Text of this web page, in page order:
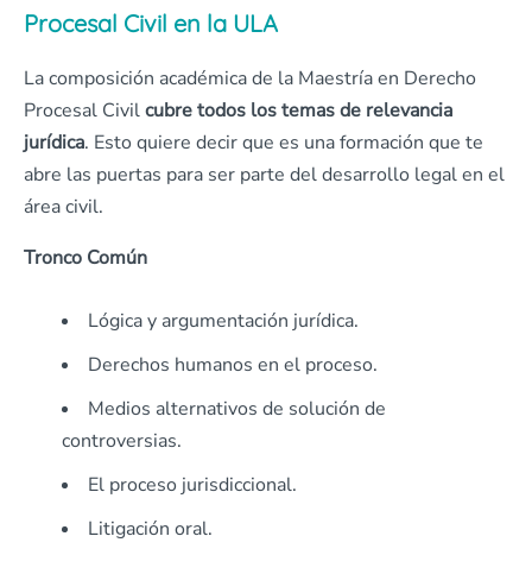
Procesal Civil en la ULA
La composición académica de la Maestría en Derecho
Procesal Civilcubre todos los temas de relevancia
jurídica. Esto quiere decir que es una formación que te
abre las puertas para ser parte del desarrollo legal en el
área civil.
Tronco Común
Lógica y argumentación jurídica.
Derechos humanos en el proceso.
Medios alternativos de solución de
controversias.
El proceso jurisdiccional.
Litigación oral.